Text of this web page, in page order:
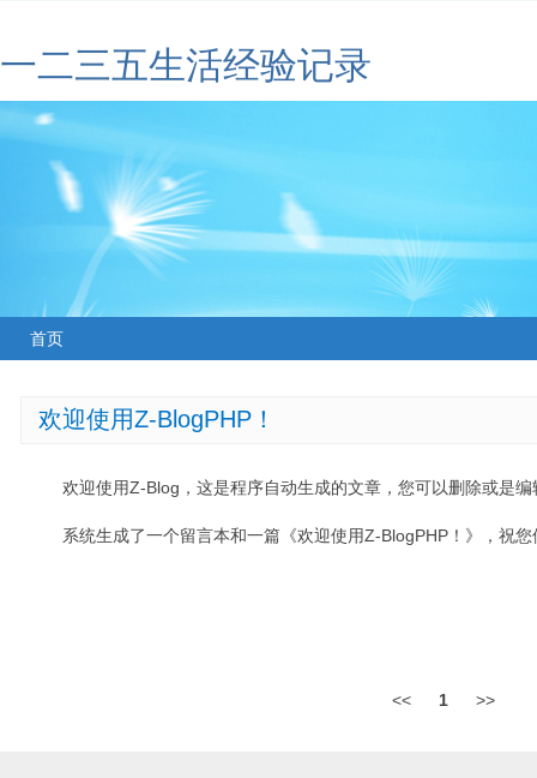
一二三五生活经验记录
首页
欢迎使用Z-BlogPHP！
欢迎使用Z-Blog，这是程序自动生成的文章，您可以删除或是编
系统生成了一个留言本和一篇《欢迎使用Z-BlogPHP！》，祝
<< 1 >>